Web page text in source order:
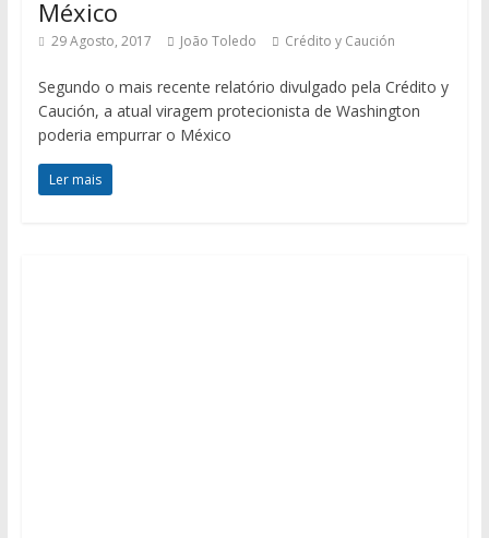
México
29 Agosto, 2017 João Toledo Crédito y Caución
Segundo o mais recente relatório divulgado pela Crédito y
Caución, a atual viragem protecionista de Washington
poderia empurrar o México
Ler mais